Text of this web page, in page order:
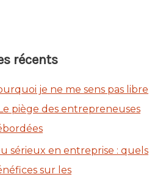
récents
je ne me sens pas libre
piège des entrepreneuses
sérieux en entreprise : quels
sur les